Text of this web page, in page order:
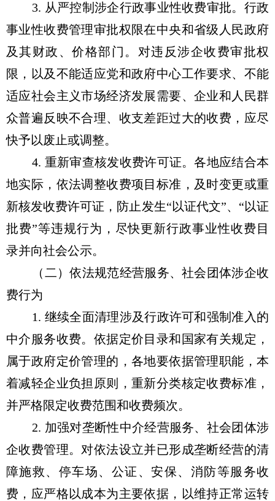
3. 从严控制涉企行政事业性收费审批。行政
事业性收费管理审批权限在中央和省级人民政府
及其财政、价格部门。对违反涉企收费审批权
限，以及不能适应党和政府中心工作要求、不能
适应社会主义市场经济发展需要、企业和人民群
众普遍反映不合理、收支差距过大的收费，应尽
快予以废止或调整。
4. 重新审查核发收费许可证。各地应结合本
地实际，依法调整收费项目标准，及时变更或重
新核发收费许可证，防止发生“以证代文”、“以证
批费”等违规行为，尽快更新行政事业性收费目
录并向社会公示。
（二）依法规范经营服务、社会团体涉企收
费行为
1. 继续全面清理涉及行政许可和强制准入的
中介服务收费。依据定价目录和国家有关规定，
属于政府定价管理的，各地要依据管理职能，本
着减轻企业负担原则，重新分类核定收费标准，
并严格限定收费范围和收费频次。
2. 加强对垄断性中介经营服务、社会团体涉
企收费管理。对依法设立并已形成垄断经营的清
障施救、停车场、公证、安保、消防等服务收
费，应严格以成本为主要依据，以维持正常运转